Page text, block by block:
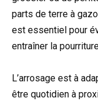
parts de terre à
est essentiel pour
entraîner la
L’arrosage est à
être quotidien à